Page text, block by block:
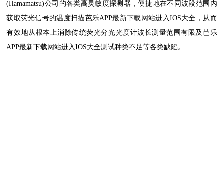
(Hamamatsu)公司的各类高灵敏度探测器，便捷地在不同波段范围内
获取荧光信号的温度扫描芭乐APP最新下载网站进入IOS大全，从而
有效地从根本上消除传统荧光分光光度计波长测量范围有限及芭乐
APP最新下载网站进入IOS大全测试种类不足等各类缺陷。